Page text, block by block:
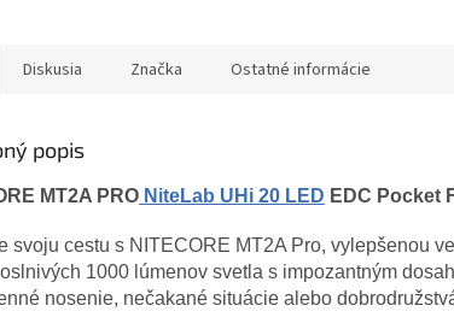
Diskusia Značka Ostatné informácie
popis
MT2A PRO NiteLab UHi 20 LED EDC Pocket
svoju cestu s NITECORE MT2A Pro, vylepšenou
1000 lúmenov svetla s impozantným
nosenie, nečakané situácie alebo